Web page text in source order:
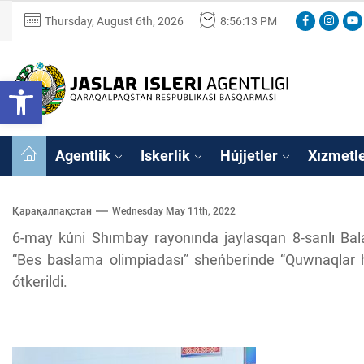
Open toolbar
content
Thursday, August 6th, 2026 8:56:13 PM Facebook
Respublikası
Ózbekstan jaslar
Agentlik Iskerlik Hújjetler
Қарақалпақстан Wednesday May 11th, 2022
6-may kúni Shımbay rayonında jaylasqan 8-sanlı
“Bes baslama olimpiadası” sheńberinde “Quwnaqlar
ótkerildi.